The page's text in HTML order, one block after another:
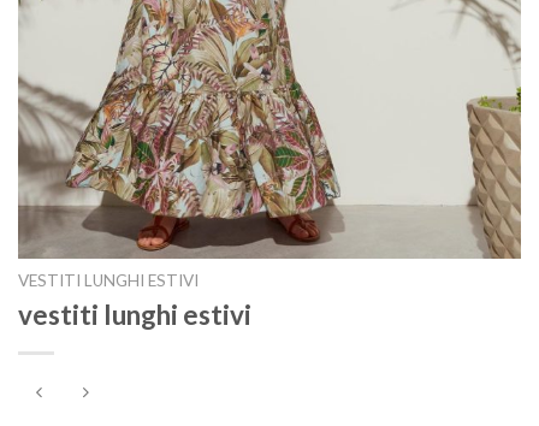
VESTITI LUNGHI ESTIVI
vestiti lunghi estivi